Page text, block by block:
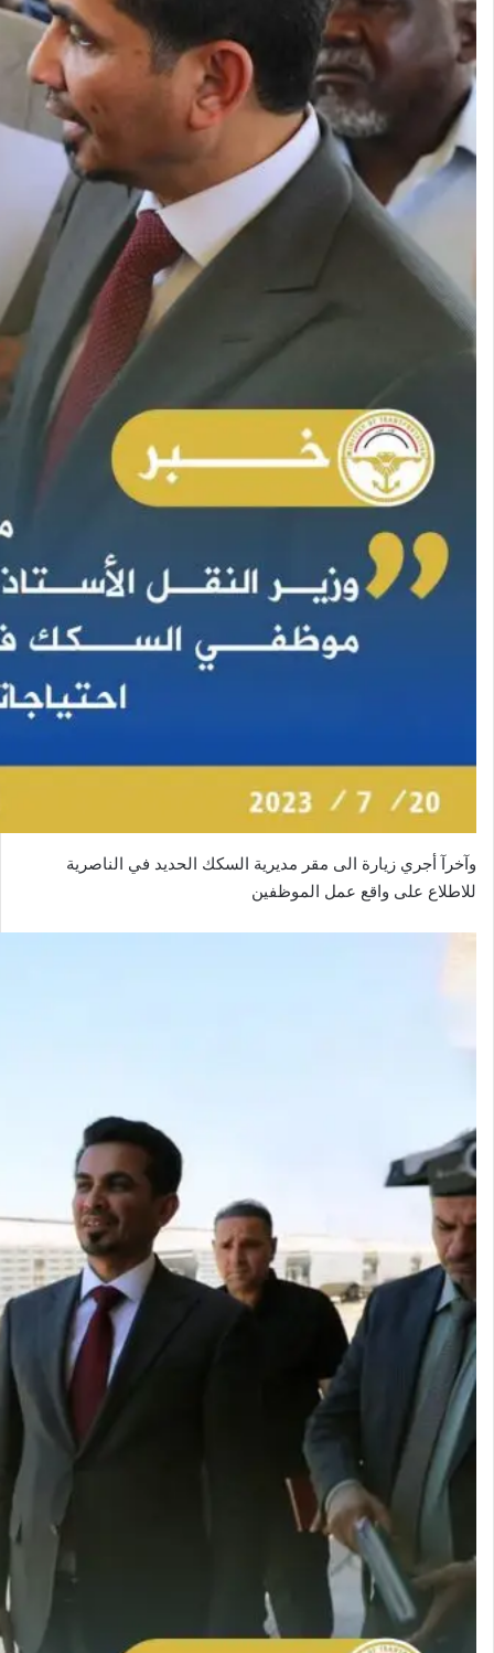
وآخرآ أجري زيارة الى مقر مديرية السكك الحديد في الناصرية
للاطلاع على واقع عمل الموظفين